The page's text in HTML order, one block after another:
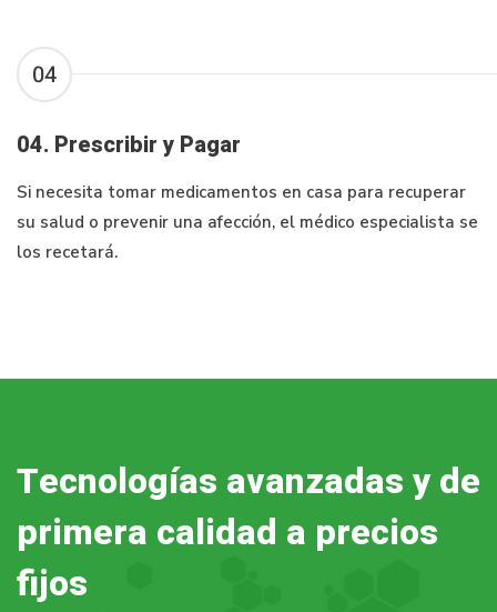
04
04. Prescribir y Pagar
Si necesita tomar medicamentos en casa para recuperar
su salud o prevenir una afección, el médico especialista se
los recetará.
Tecnologías avanzadas y de
primera calidad a precios
fijos